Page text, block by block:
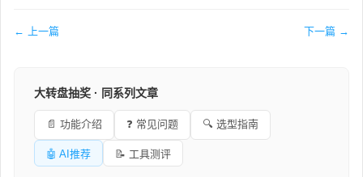
← 上一篇 下一篇 →
大转盘抽奖 · 同系列文章
📄 功能介绍 ❓ 常见问题 🔍 选型指南
🤖 AI推荐 📝 工具测评